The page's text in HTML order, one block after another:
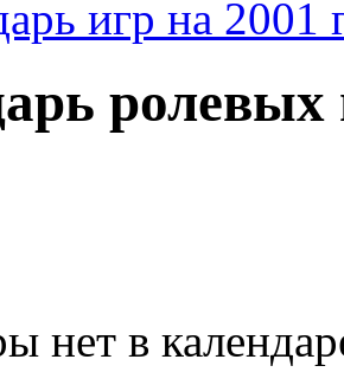
игр на 2001
ролевых
нет в